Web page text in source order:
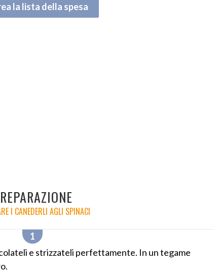
la lista della spesa
I CANEDERLI AGLI SPINACI
e strizzateli perfettamente. In un tegame